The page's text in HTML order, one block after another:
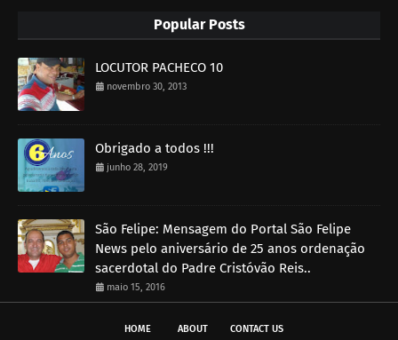
Popular Posts
LOCUTOR PACHECO 10
novembro 30, 2013
Obrigado a todos !!!
junho 28, 2019
São Felipe: Mensagem do Portal São Felipe
News pelo aniversário de 25 anos ordenação
sacerdotal do Padre Cristóvão Reis..
maio 15, 2016
HOME ABOUT CONTACT US